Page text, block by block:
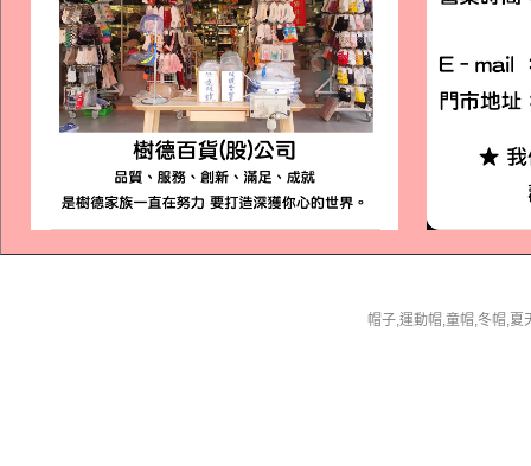
帽子,運動帽,童帽,冬帽,夏